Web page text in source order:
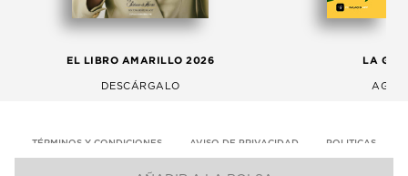
EL LIBRO AMARILLO 2026
DESCÁRGALO
LA
TÉRMINOS Y CONDICIONES AVISO DE PRIVACIDAD POLITICAS